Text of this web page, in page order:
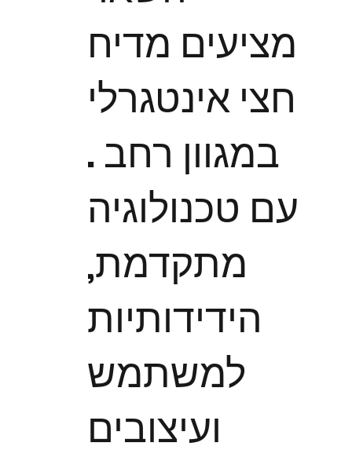
מציעים מדיח
חצי אינטגרלי
במגוון רחב .
עם טכנולוגיה
מתקדמת,
הידידותיות
למשתמש
ועיצובים